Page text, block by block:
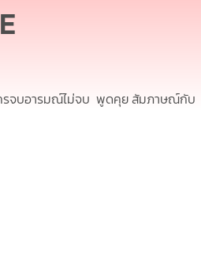
รจบอารมณ์ไม่จบ พูดคุย สัมภาษณ์กับ